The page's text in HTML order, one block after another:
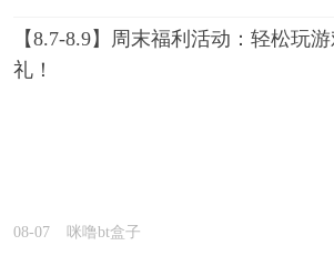
【8.7-8.9】周末福利活动：轻松玩
礼！
08-07 咪噜bt盒子